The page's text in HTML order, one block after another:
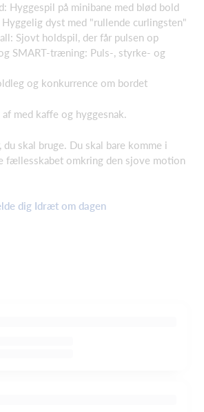
Hyggespil på minibane med blød bold
dyst med "rullende curlingsten"
Sjovt holdspil, der får pulsen op
SMART-træning: Puls-, styrke- og
og konkurrence om bordet
med kaffe og hyggesnak.
skal bruge. Du skal bare komme i
fællesskabet omkring den sjove motion
dig Idræt om dagen